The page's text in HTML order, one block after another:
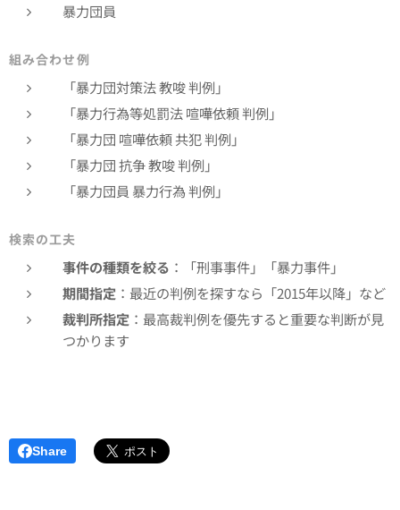
暴力団員
組み合わせ例
「暴力団対策法 教唆 判例」
「暴力行為等処罰法 喧嘩依頼 判例」
「暴力団 喧嘩依頼 共犯 判例」
「暴力団 抗争 教唆 判例」
「暴力団員 暴力行為 判例」
検索の工夫
事件の種類を絞る ：「刑事事件」「暴力事件」
期間指定 ：最近の判例を探すなら「2015年以降」など
裁判所指定 ：最高裁判例を優先すると重要な判断が見
つかります
Share